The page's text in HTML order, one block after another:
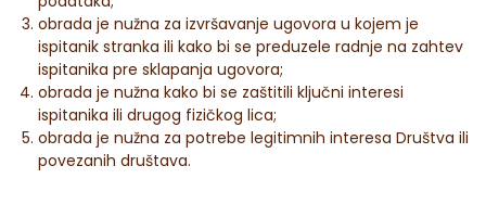
obrada je nužna za izvršavanje ugovora u kojem je
ispitanik stranka ili kako bi se preduzele radnje na zahtev
ispitanika pre sklapanja ugovora;
obrada je nužna kako bi se zaštitili ključni interesi
ispitanika ili drugog fizičkog lica;
obrada je nužna za potrebe legitimnih interesa Društva ili
povezanih društava.